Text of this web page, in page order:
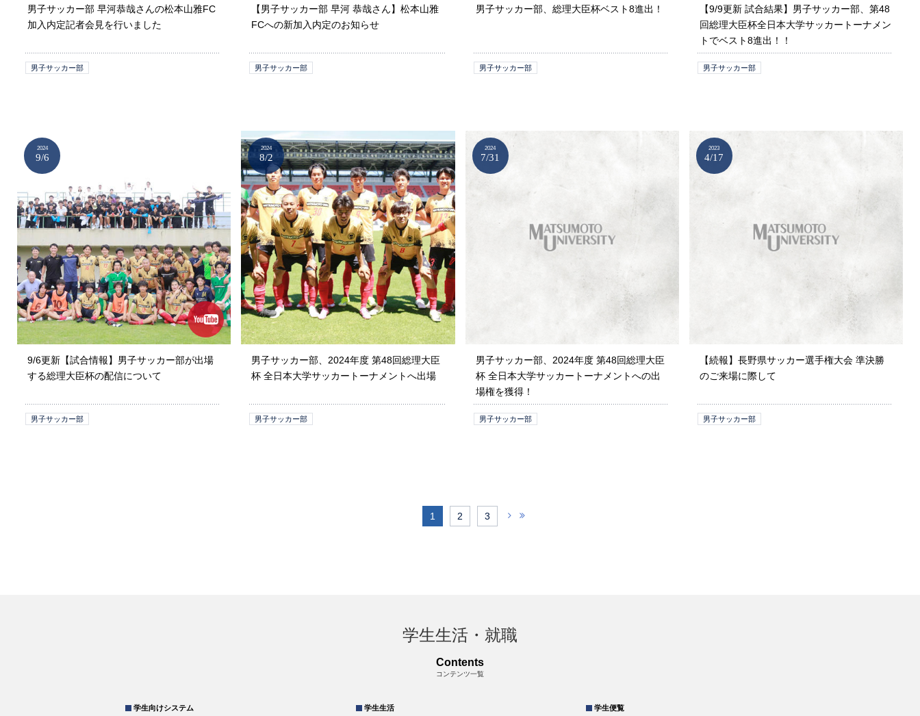
男子サッカー部 早河恭哉さんの松本山雅FC
加入内定記者会見を行いました
男子サッカー部
【男子サッカー部 早河 恭哉さん】松本山雅
FCへの新加入内定のお知らせ
男子サッカー部
男子サッカー部、総理大臣杯ベスト8進出！
男子サッカー部
【9/9更新 試合結果】男子サッカー部、第48
回総理大臣杯全日本大学サッカートーナメン
トでベスト8進出！！
男子サッカー部
2024
9/6
9/6更新【試合情報】男子サッカー部が出場
する総理大臣杯の配信について
男子サッカー部
2024
8/2
男子サッカー部、2024年度 第48回総理大臣
杯 全日本大学サッカートーナメントへ出場
男子サッカー部
2024
7/31
男子サッカー部、2024年度 第48回総理大臣
杯 全日本大学サッカートーナメントへの出
場権を獲得！
男子サッカー部
2023
4/17
【続報】長野県サッカー選手権大会 準決勝
のご来場に際して
男子サッカー部
1 2 3
学生生活・就職
Contents
コンテンツ一覧
学生向けシステム
学生生活
学生便覧